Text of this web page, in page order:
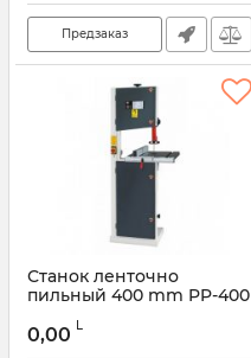
Предзаказ
Станок ленточно
пильный 400 mm PP-400
0,00 L